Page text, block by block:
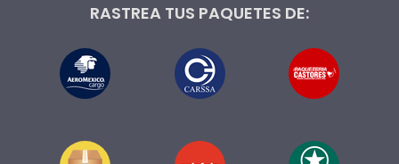
RASTREA TUS PAQUETES DE: